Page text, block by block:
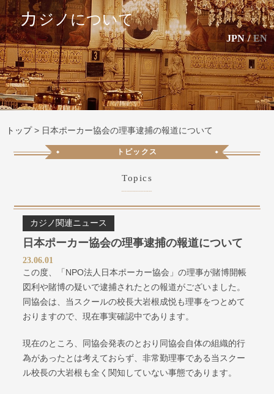
カジノについて
JPN / EN
トップ> 日本ポーカー協会の理事逮捕の報道について
トピックス
Topics
カジノ関連ニュース
日本ポーカー協会の理事逮捕の報道について
23.06.01
この度、「 NPO法人日本ポーカー協会」の理事が賭博開帳
図利や賭博の疑いで逮捕されたとの報道がございました。
同協会は、当スクールの校長大岩根成悦も理事をつとめて
おりますので、現在事実確認中であります。
現在のところ、同協会発表のとおり同協会自体の組織的行
為があったとは考えておらず、非常勤理事である当スクー
ル校長の大岩根も全く関知していない事態であります。